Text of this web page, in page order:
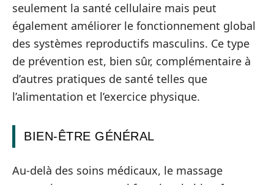
seulement la santé cellulaire mais peut
également améliorer le fonctionnement global
des systèmes reproductifs masculins. Ce type
de prévention est, bien sûr, complémentaire à
d’autres pratiques de santé telles que
l’alimentation et l’exercice physique.
BIEN-ÊTRE GÉNÉRAL
Au-delà des soins médicaux, le massage